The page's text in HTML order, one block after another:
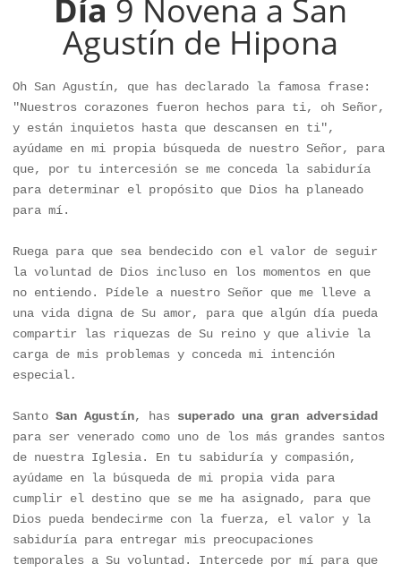
Día 9 Novena a San
Agustín de Hipona
Oh San Agustín, que has declarado la famosa frase:
"Nuestros corazones fueron hechos para ti, oh Señor,
y están inquietos hasta que descansen en ti",
ayúdame en mi propia búsqueda de nuestro Señor, para
que, por tu intercesión se me conceda la sabiduría
para determinar el propósito que Dios ha planeado
para mí.
Ruega para que sea bendecido con el valor de seguir
la voluntad de Dios incluso en los momentos en que
no entiendo. Pídele a nuestro Señor que me lleve a
una vida digna de Su amor, para que algún día pueda
compartir las riquezas de Su reino y que alivie la
carga de mis problemas y conceda mi intención
especial.
Santo San Agustín, has superado una gran adversidad
para ser venerado como uno de los más grandes santos
de nuestra Iglesia. En tu sabiduría y compasión,
ayúdame en la búsqueda de mi propia vida para
cumplir el destino que se me ha asignado, para que
Dios pueda bendecirme con la fuerza, el valor y la
sabiduría para entregar mis preocupaciones
temporales a Su voluntad. Intercede por mí para que